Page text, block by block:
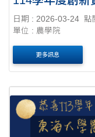
日期 : 2026-03-24 點
單位 : 農學院
更多訊息